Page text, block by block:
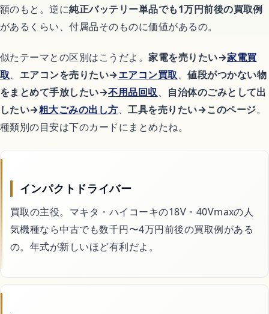
ゲーム
暮らし
引越し
額のもと。逆に純正バッテリー単品でも1万円前後の買取例
があるくらい、付属品そのものに価値があるの。
似たテーマとの区別はこうだよ。家電を売りたい→家電買
取、 エアコンを売りたい→エアコン買取、値段がつかない物
をまとめて手放したい→不用品回収、 自治体のごみとして出
したい→粗大ごみの出し方、工具を売りたい→このページ。
種類別の目安は下のカードにまとめたね。
インパクトドライバー
買取の主役。マキタ・ハイコーキの18V・40Vmaxの人
気機種なら中古でも数千円〜4万円前後の買取例がある
の。年式が新しいほど有利だよ。